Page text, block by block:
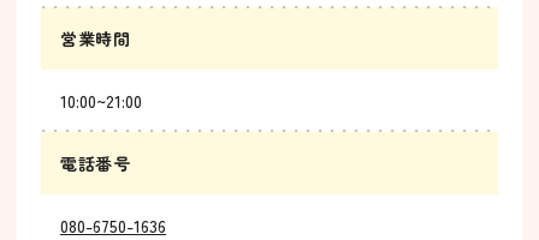
営業時間
10:00~21:00
電話番号
080-6750-1636